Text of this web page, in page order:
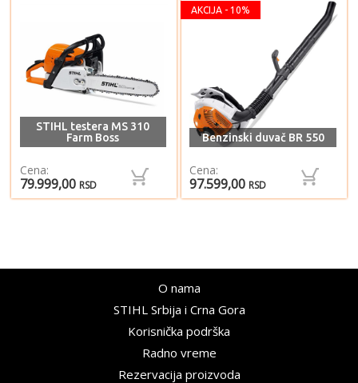
STIHL testera MS 310
Farm Boss
Cena:
79.999,00 RSD
AKCIJA - 10%
Benzinski duvač BR 550
Cena:
97.599,00 RSD
O nama
STIHL Srbija i Crna Gora
Korisnička podrška
Radno vreme
Rezervacija proizvoda